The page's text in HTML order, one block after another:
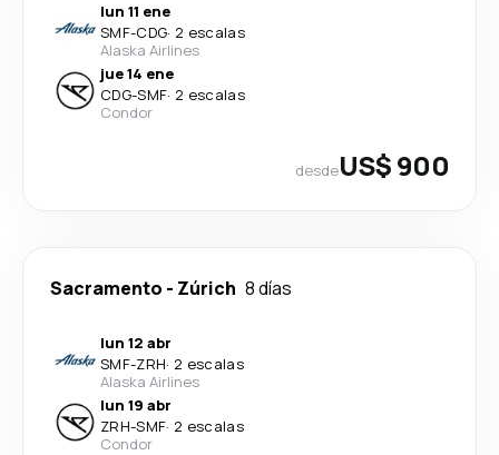
lun 11 ene
SMF-CDG· 2 escalas
Alaska Airlines
jue 14 ene
CDG-SMF· 2 escalas
Condor
desdeUS$ 900
Sacramento - Zúrich 8 días
lun 12 abr
SMF-ZRH· 2 escalas
Alaska Airlines
lun 19 abr
ZRH-SMF· 2 escalas
Condor